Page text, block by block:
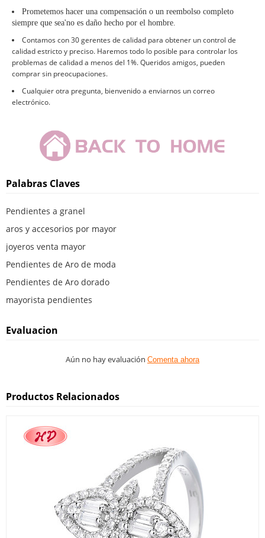
Prometemos hacer una compensación o un reembolso completo
siempre que sea'no es daño hecho por el hombre
Contamos con 30 gerentes de calidad para obtener un control de
calidad estricto y preciso. Haremos todo lo posible para controlar los
problemas de calidad a menos del 1%. Queridos amigos, pueden
comprar sin preocupaciones.
Cualquier otra pregunta, bienvenido a enviarnos un correo
electrónico.
Palabras Claves
Pendientes a granel
aros y accesorios por mayor
joyeros venta mayor
Pendientes de Aro de moda
Pendientes de Aro dorado
mayorista pendientes
Evaluacion
Aún no hay evaluación Comenta ahora
Productos Relacionados